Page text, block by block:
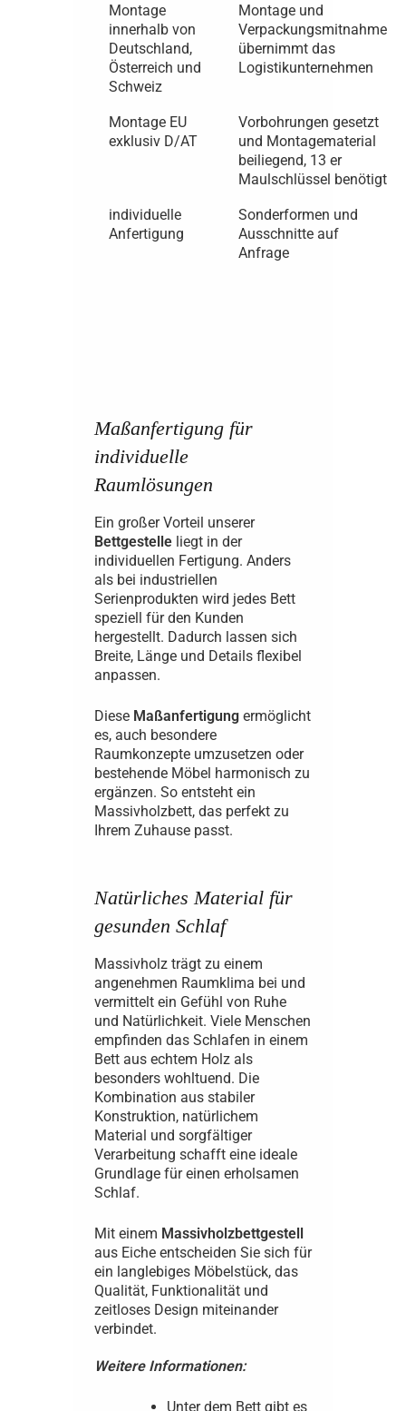
Montage
innerhalb von
Deutschland,
Österreich und
Schweiz
Montage und
Verpackungsmitnahme
übernimmt das
Logistikunternehmen
Montage EU
exklusiv D/AT
Vorbohrungen gesetzt
und Montagematerial
beiliegend, 13 er
Maulschlüssel benötigt
individuelle
Anfertigung
Sonderformen und
Ausschnitte auf
Anfrage
Maßanfertigung für
individuelle
Raumlösungen
Ein großer Vorteil unserer
Bettgestelle liegt in der
individuellen Fertigung. Anders
als bei industriellen
Serienprodukten wird jedes Bett
speziell für den Kunden
hergestellt. Dadurch lassen sich
Breite, Länge und Details flexibel
anpassen.
Diese Maßanfertigung ermöglicht
es, auch besondere
Raumkonzepte umzusetzen oder
bestehende Möbel harmonisch zu
ergänzen. So entsteht ein
Massivholzbett, das perfekt zu
Ihrem Zuhause passt.
Natürliches Material für
gesunden Schlaf
Massivholz trägt zu einem
angenehmen Raumklima bei und
vermittelt ein Gefühl von Ruhe
und Natürlichkeit. Viele Menschen
empfinden das Schlafen in einem
Bett aus echtem Holz als
besonders wohltuend. Die
Kombination aus stabiler
Konstruktion, natürlichem
Material und sorgfältiger
Verarbeitung schafft eine ideale
Grundlage für einen erholsamen
Schlaf.
Mit einem Massivholzbettgestell
aus Eiche entscheiden Sie sich für
ein langlebiges Möbelstück, das
Qualität, Funktionalität und
zeitloses Design miteinander
verbindet.
Weitere Informationen:
Unter dem Bett gibt es